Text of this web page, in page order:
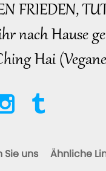
FRIEDEN,
nach Hause
Hai
Sie uns Ähnliche